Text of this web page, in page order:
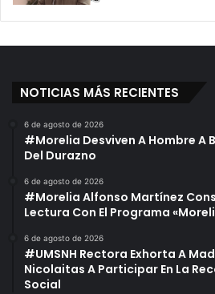
NOTICIAS MÁS RECIENTES
6 de agosto de 2026
#Morelia Desviven A Hombre A
Del Durazno
6 de agosto de 2026
#Morelia Alfonso Martínez
Lectura Con El Programa
6 de agosto de 2026
#UMSNH Rectora Exhorta A
Nicolaitas A Participar En La
Social